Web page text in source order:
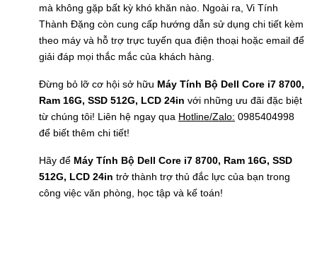
mà không gặp bất kỳ khó khăn nào. Ngoài ra, Vi Tính
Thành Đặng còn cung cấp hướng dẫn sử dụng chi tiết kèm
theo máy và hỗ trợ trực tuyến qua điện thoại hoặc email để
giải đáp mọi thắc mắc của khách hàng.
Đừng bỏ lỡ cơ hội sở hữu Máy Tính Bộ Dell Core i7 8700,
Ram 16G, SSD 512G, LCD 24in với những ưu đãi đặc biệt
từ chúng tôi! Liên hệ ngay qua Hotline/Zalo: 0985404998
để biết thêm chi tiết!
Hãy để Máy Tính Bộ Dell Core i7 8700, Ram 16G, SSD
512G, LCD 24in trở thành trợ thủ đắc lực của bạn trong
công việc văn phòng, học tập và kế toán!